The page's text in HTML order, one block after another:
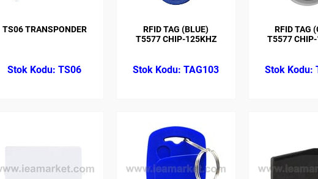
TS06 TRANSPONDER
TS06
RFID TAG (BLUE)
T5577 CHIP-125KHZ
TAG103
RFID TAG
T5577